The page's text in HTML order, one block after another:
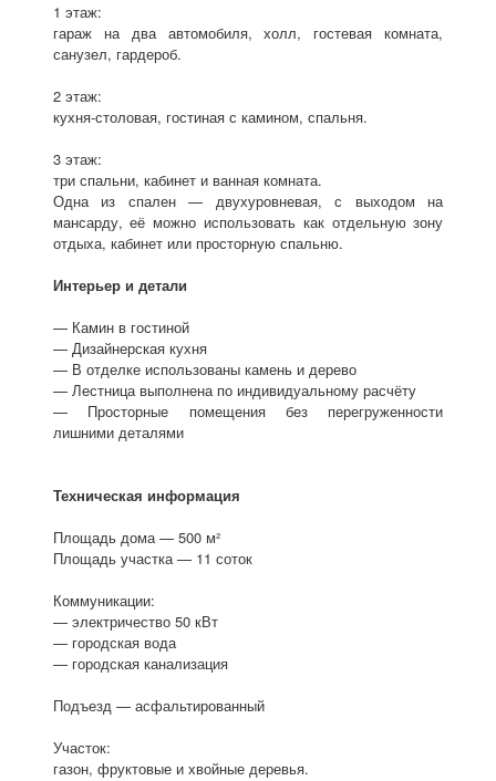
1 этаж:
гараж на два автомобиля, холл, гостевая комната,
санузел, гардероб.
2 этаж:
кухня-столовая, гостиная с камином, спальня.
3 этаж:
три спальни, кабинет и ванная комната.
Одна из спален — двухуровневая, с выходом на
мансарду, её можно использовать как отдельную зону
отдыха, кабинет или просторную спальню.
Интерьер и детали
— Камин в гостиной
— Дизайнерская кухня
— В отделке использованы камень и дерево
— Лестница выполнена по индивидуальному расчёту
— Просторные помещения без перегруженности
лишними деталями
Техническая информация
Площадь дома — 500 м²
Площадь участка — 11 соток
Коммуникации:
— электричество 50 кВт
— городская вода
— городская канализация
Подъезд — асфальтированный
Участок:
газон, фруктовые и хвойные деревья.